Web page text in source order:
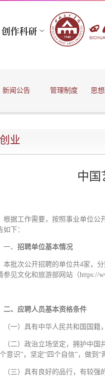
新闻公告 管理制度 思
业
中国
根据工作需要，按照事业单位公
如下：
一、 招聘单位基本情况
本批次公开招聘的单位共4家，
参见文化和旅游部网站（https://
二、应聘人员基本资格条件
（一）具有中华人民共和国国籍
（二）政治立场坚定，拥护中
意识”，坚定“四个自信”，做到
（三）具有良好的品行，有较强